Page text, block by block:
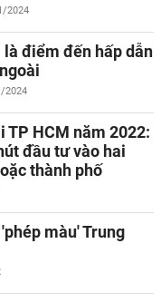
2024
điểm đến hấp dẫn
2024
TP HCM năm 2022:
đầu tư vào hai
thành phố
màu' Trung